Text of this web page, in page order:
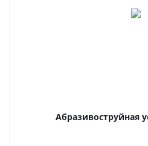
Абразивоструйная